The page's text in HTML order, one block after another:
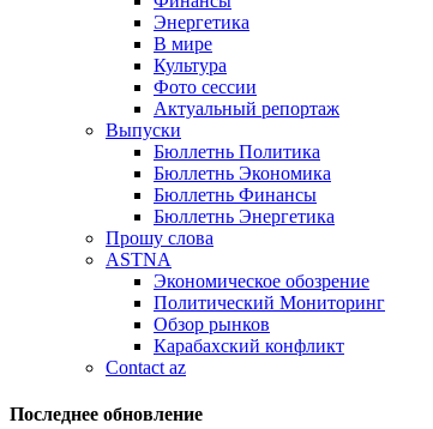
Энергетика
В мире
Культура
Фото сессии
Актуальный репортаж
Выпуски
Бюллетнь Политика
Бюллетнь Экономика
Бюллетнь Финансы
Бюллетнь Энергетика
Прошу слова
ASTNA
Экономическое обозрение
Политический Мониторинг
Обзор рынков
Карабахский конфликт
Contact az
Последнее обновление